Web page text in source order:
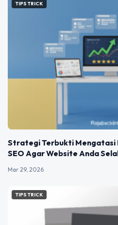
TIPS TRICK
Strategi Terbukti
SEO Agar Website Anda
Mar 29, 2026
TIPS TRICK